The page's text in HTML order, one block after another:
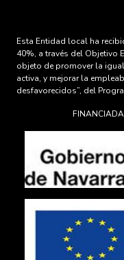
Esta Entidad local ha
40%, a través del Objetivo
objeto de promover la
activa, y mejorar la
desfavorecidos”, del